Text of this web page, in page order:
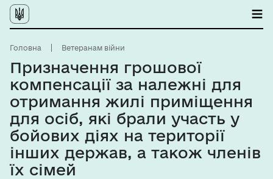
Головна Ветеранам війни
Призначення грошової
компенсації за належні для
отримання жилі приміщення
для осіб, які брали участь у
бойових діях на території
інших держав, а також членів
їх сімей